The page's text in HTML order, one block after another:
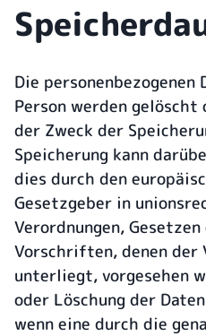
Die
Person werden
der Zweck der
Speicherung kann
dies durch den
Gesetzgeber in
Verordnungen,
Vorschriften, denen
unterliegt, vorgesehen
oder Löschung der
wenn eine durch die